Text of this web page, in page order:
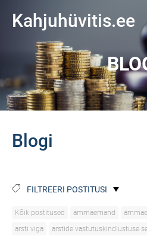
Kahjuhüvitis.ee
Blogi
FILTREERI POSTITUSI
Kõik postitused ämmaemand
arsti viga
arstide vastutuskindlustuse